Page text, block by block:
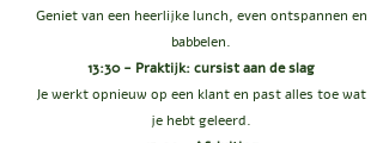
Geniet van een heerlijke lunch, even ontspannen en
babbelen.
13:30 - Praktijk: cursist aan de slag
Je werkt opnieuw op een klant en past alles toe wat
je hebt geleerd.